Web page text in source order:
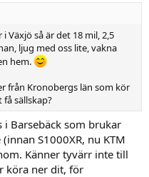
så är det 18 mil, 2,5
ljug med oss lite, vakna
hem.
från Kronobergs län som kör
sällskap?
i Barsebäck som brukar
S1000XR, nu KTM
Känner tyvärr inte till
köra ner dit, för